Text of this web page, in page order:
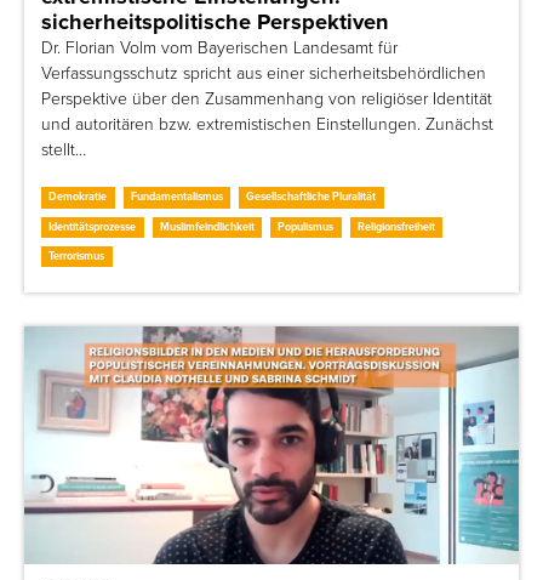
sicherheitspolitische Perspektiven
Dr. Florian Volm vom Bayerischen Landesamt für
Verfassungsschutz spricht aus einer sicherheitsbehördlichen
Perspektive über den Zusammenhang von religiöser Identität
und autoritären bzw. extremistischen Einstellungen. Zunächst
stellt…
Demokratie Fundamentalismus
Gesellschaftliche Pluralität
Identitätsprozesse
Muslimfeindlichkeit Populismus
Religionsfreiheit
Terrorismus